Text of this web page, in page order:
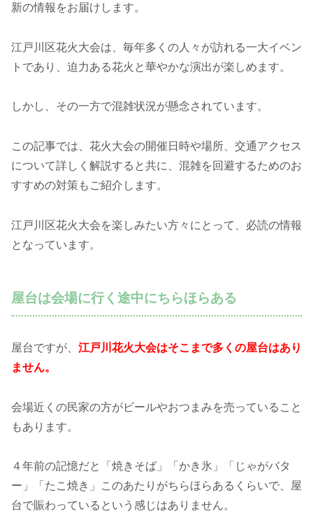
新の情報をお届けします。
江戸川区花火大会は、毎年多くの人々が訪れる一大イベン
トであり、迫力ある花火と華やかな演出が楽しめます。
しかし、その一方で混雑状況が懸念されています。
この記事では、花火大会の開催日時や場所、交通アクセス
について詳しく解説すると共に、混雑を回避するためのお
すすめの対策もご紹介します。
江戸川区花火大会を楽しみたい方々にとって、必読の情報
となっています。
屋台は会場に行く途中にちらほらある
屋台ですが、 江戸川花火大会はそこまで多くの屋台はあり
ません。
会場近くの民家の方がビールやおつまみを売っていること
もあります。
４年前の記憶だと「焼きそば」「かき氷」「じゃがバタ
ー」「たこ焼き」このあたりがちらほらあるくらいで、屋
台で賑わっているという感じはありません。